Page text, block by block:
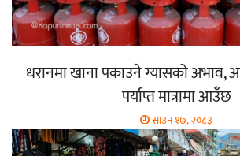
धरानमा खाना पकाउने ग्यासको
पर्याप्त मात्रामा आउँछ
साउन १७, २०८३